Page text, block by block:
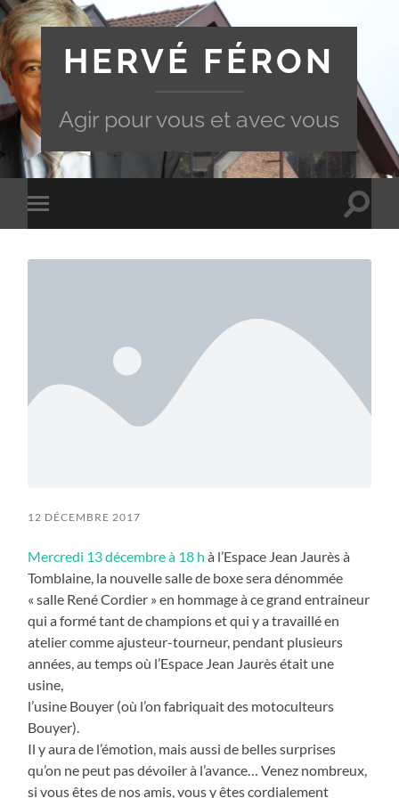
HERVÉ FÉRON
Agir pour vous et avec vous
Toggle
mobile
Toggle
12 DÉCEMBRE 2017
Mercredi 13 décembre à 18 h à l’Espace Jean Jaurès à
Tomblaine, la nouvelle salle de boxe sera dénommée
« salle René Cordier » en hommage à ce grand entraineur
qui a formé tant de champions et qui y a travaillé en
atelier comme ajusteur-tourneur, pendant plusieurs
années, au temps où l’Espace Jean Jaurès était une
usine,
l’usine Bouyer (où l’on fabriquait des motoculteurs
Bouyer).
Il y aura de l’émotion, mais aussi de belles surprises
qu’on ne peut pas dévoiler à l’avance… Venez nombreux,
si vous êtes de nos amis, vous y êtes cordialement